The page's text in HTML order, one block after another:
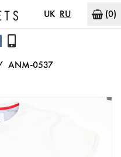
UK RU (0)
ANM-0537